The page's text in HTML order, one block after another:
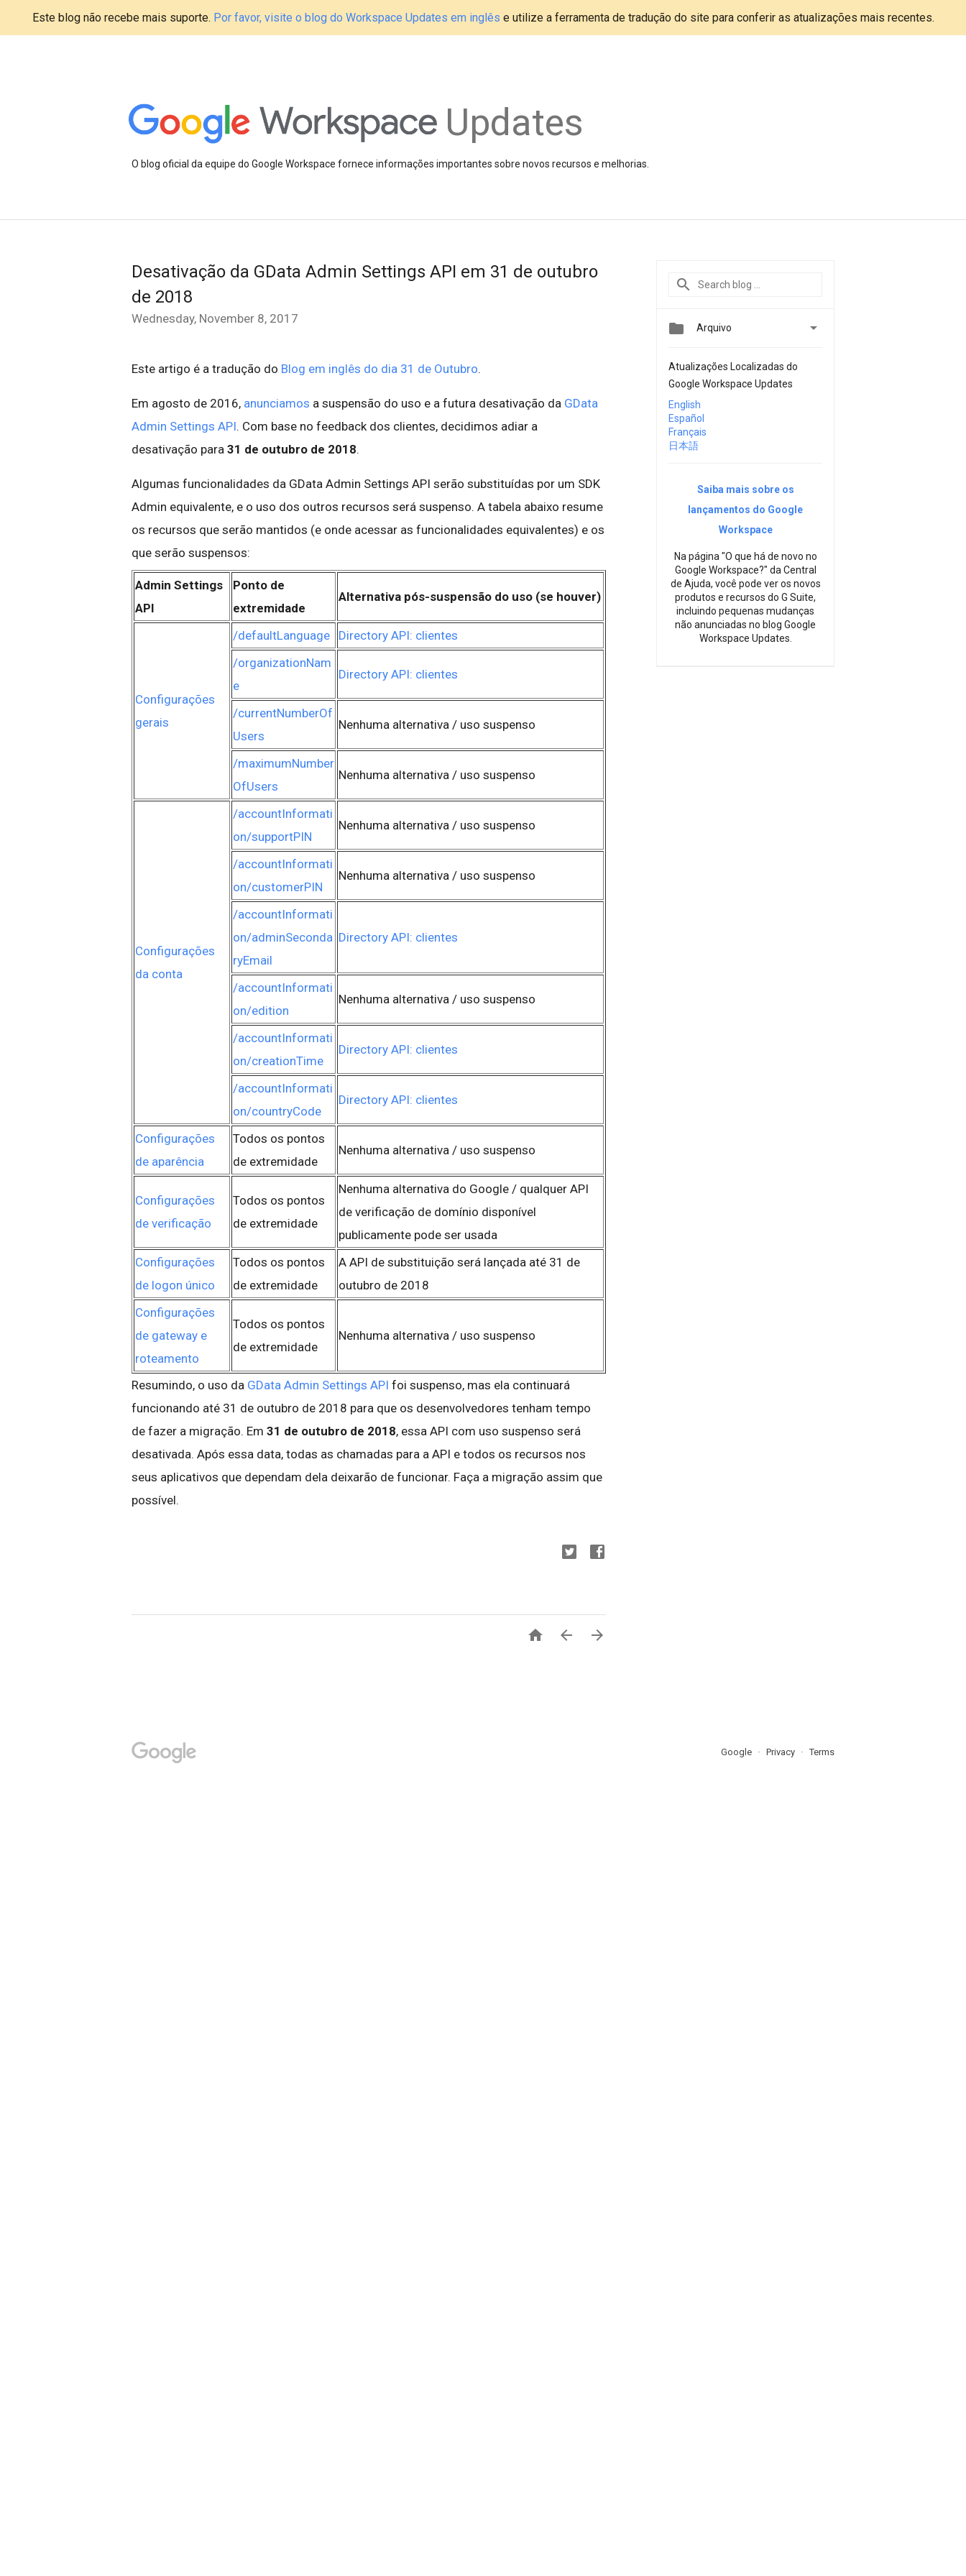
Este blog não recebe mais suporte. Por favor, visite o blog do Workspace Updates em inglês e utilize a ferramenta de tradução do site para conferir as atualizações mais recentes.
Updates
O blog oficial da equipe do Google Workspace fornece informações importantes sobre novos recursos e melhorias.
Desativação da GData Admin Settings API em 31 de outubro
de 2018
Wednesday, November 8, 2017
Este artigo é a tradução do Blog em inglês do dia 31 de Outubro.
Em agosto de 2016, anunciamos a suspensão do uso e a futura desativação da GData
Admin Settings API. Com base no feedback dos clientes, decidimos adiar a
desativação para 31 de outubro de 2018.
Algumas funcionalidades da GData Admin Settings API serão substituídas por um SDK
Admin equivalente, e o uso dos outros recursos será suspenso. A tabela abaixo resume
os recursos que serão mantidos (e onde acessar as funcionalidades equivalentes) e os
que serão suspensos:
Admin Settings
API
Ponto de
extremidade
Alternativa pós-suspensão do uso (se houver)
Configurações
gerais
/defaultLanguage
Directory API: clientes
/organizationNam
e
Directory API: clientes
/currentNumberOf
Users
Nenhuma alternativa / uso suspenso
/maximumNumber
OfUsers
Nenhuma alternativa / uso suspenso
Configurações
da conta
/accountInformati
on/supportPIN
Nenhuma alternativa / uso suspenso
/accountInformati
on/customerPIN
Nenhuma alternativa / uso suspenso
/accountInformati
on/adminSeconda
ryEmail
Directory API: clientes
/accountInformati
on/edition
Nenhuma alternativa / uso suspenso
/accountInformati
on/creationTime
Directory API: clientes
/accountInformati
on/countryCode
Directory API: clientes
Configurações
de aparência
Todos os pontos
de extremidade
Nenhuma alternativa / uso suspenso
Configurações
de verificação
Todos os pontos
de extremidade
Nenhuma alternativa do Google / qualquer API
de verificação de domínio disponível
publicamente pode ser usada
Configurações
de logon único
Todos os pontos
de extremidade
A API de substituição será lançada até 31 de
outubro de 2018
Configurações
de gateway e
roteamento
Todos os pontos
de extremidade
Nenhuma alternativa / uso suspenso
Resumindo, o uso da GData Admin Settings API foi suspenso, mas ela continuará
funcionando até 31 de outubro de 2018 para que os desenvolvedores tenham tempo
de fazer a migração. Em 31 de outubro de 2018, essa API com uso suspenso será
desativada. Após essa data, todas as chamadas para a API e todos os recursos nos
seus aplicativos que dependam dela deixarão de funcionar. Faça a migração assim que
possível.
  
 Arquivo 
Atualizações Localizadas do
Google Workspace Updates
English
Español
Français
日本語
Saiba mais sobre os
lançamentos do Google
Workspace
Na página "O que há de novo no
Google Workspace?" da Central
de Ajuda, você pode ver os novos
produtos e recursos do G Suite,
incluindo pequenas mudanças
não anunciadas no blog Google
Workspace Updates.
Google Privacy Terms